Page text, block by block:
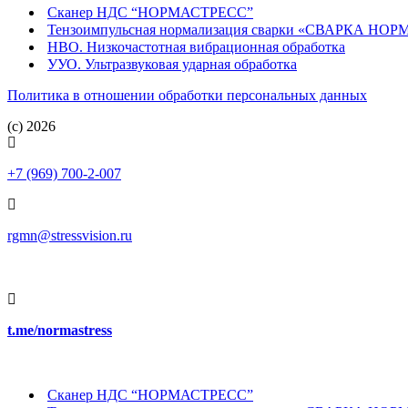
Сканер НДС “НОРМАСТРЕСС”
Тензоимпульсная нормализация сварки «СВАРКА
НВО. Низкочастотная вибрационная обработка
УУО. Ультразвуковая ударная обработка
Политика в отношении обработки персональных данных
(c) 2026
+7 (969) 700-2-007
rgmn@stressvision.ru
t.me/normastress
Сканер НДС “НОРМАСТРЕСС”